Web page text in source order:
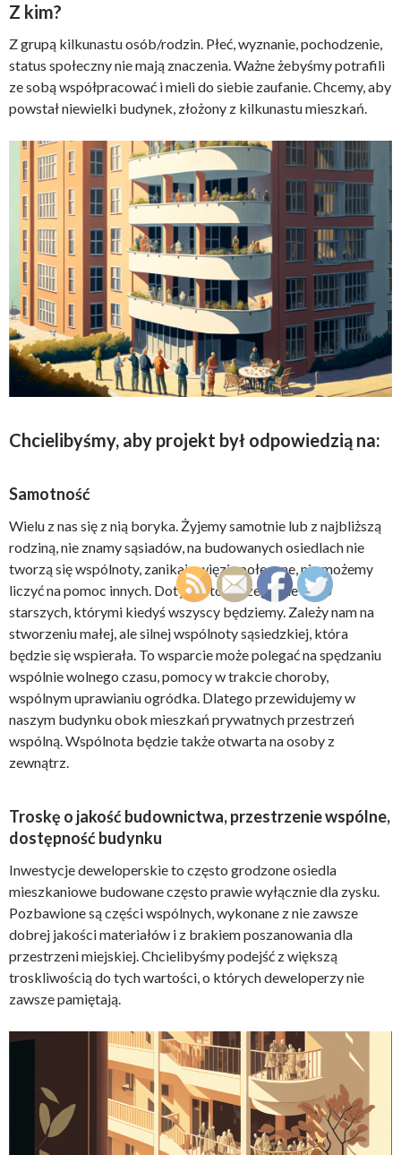
Z kim?
Z grupą kilkunastu osób/rodzin. Płeć, wyznanie, pochodzenie,
status społeczny nie mają znaczenia. Ważne żebyśmy potrafili
ze sobą współpracować i mieli do siebie zaufanie. Chcemy, aby
powstał niewielki budynek, złożony z kilkunastu mieszkań.
Chcielibyśmy, aby projekt był odpowiedzią na:
Samotność
Wielu z nas się z nią boryka. Żyjemy samotnie lub z najbliższą
rodziną, nie znamy sąsiadów, na budowanych osiedlach nie
tworzą się wspólnoty, zanikają więzi społeczne, nie możemy
liczyć na pomoc innych. Dotyczy to szczególnie osób
starszych, którymi kiedyś wszyscy będziemy. Zależy nam na
stworzeniu małej, ale silnej wspólnoty sąsiedzkiej, która
będzie się wspierała. To wsparcie może polegać na spędzaniu
wspólnie wolnego czasu, pomocy w trakcie choroby,
wspólnym uprawianiu ogródka. Dlatego przewidujemy w
naszym budynku obok mieszkań prywatnych przestrzeń
wspólną. Wspólnota będzie także otwarta na osoby z
zewnątrz.
Troskę o jakość budownictwa, przestrzenie wspólne,
dostępność budynku
Inwestycje deweloperskie to często grodzone osiedla
mieszkaniowe budowane często prawie wyłącznie dla zysku.
Pozbawione są części wspólnych, wykonane z nie zawsze
dobrej jakości materiałów i z brakiem poszanowania dla
przestrzeni miejskiej. Chcielibyśmy podejść z większą
troskliwością do tych wartości, o których deweloperzy nie
zawsze pamiętają.